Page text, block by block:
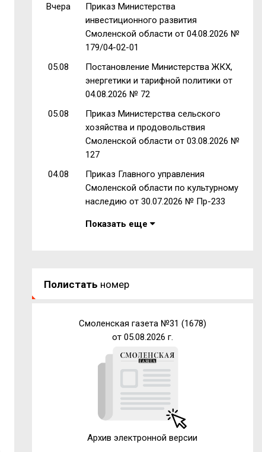
Вчера
Приказ Министерства
инвестиционного развития
Смоленской области от 04.08.2026 №
179/04-02-01
05.08
Постановление Министерства ЖКХ,
энергетики и тарифной политики от
04.08.2026 № 72
05.08
Приказ Министерства сельского
хозяйства и продовольствия
Смоленской области от 03.08.2026 №
127
04.08
Приказ Главного управления
Смоленской области по культурному
наследию от 30.07.2026 № Пр-233
Показать еще
Полистать номер
Смоленская газета №31 (1678)
от 05.08.2026 г.
Архив электронной версии